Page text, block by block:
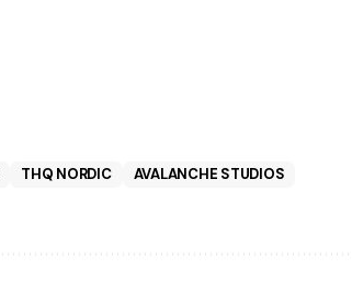
THQ NORDIC
AVALANCHE STUDIOS